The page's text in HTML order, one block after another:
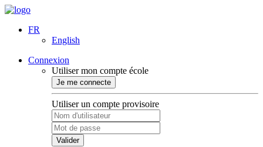
FR
English
Connexion
Utiliser mon compte école
Je me connecte
Utiliser un compte provisoire
Valider